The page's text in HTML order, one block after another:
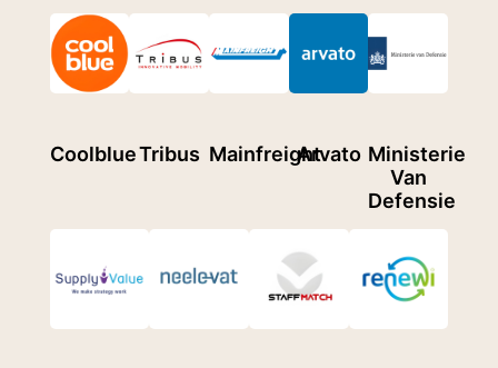
CoolblueTribus MainfreightArvato Ministerie
Van
Defensie